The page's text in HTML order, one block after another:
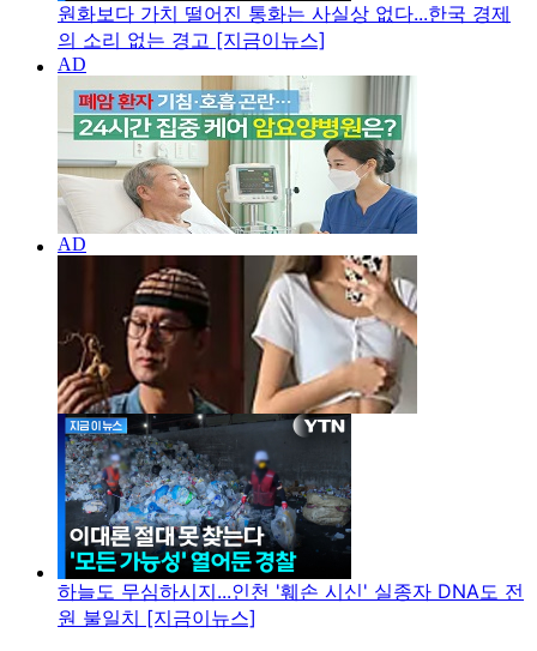
원화보다 가치 떨어진 통화는 사실상 없다...한국 경제
의 소리 없는 경고 [지금이뉴스]
하늘도 무심하시지...인천 '훼손 시신' 실종자 DNA도 전
원 불일치 [지금이뉴스]